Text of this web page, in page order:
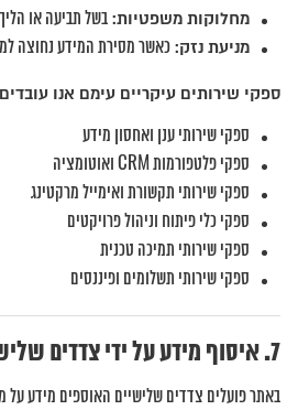
מחלוקות משפטיות: בשל תביעה או
מניעת נזק: כאשר מסירת המידע נחוצה
ספקי שירותים עיקריים עימם אנו
ספקי שירותי ענן ואחסון מידע
ספקי פלטפורמות CRM ואוטומציה
ספקי שירותי תקשורת ואימייל מרקטינג
ספקי כלי פיתוח וניהול פרויקטים
ספקי שירותי תמיכה טכנית
ספקי שירותי תשלומים ופיננסים
איסוף מידע על ידי צדדים
באתר פועלים צדדים שלישיים האוספים מידע